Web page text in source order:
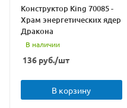
Конструктор King 70085 -
Храм энергетических ядер
Дракона
В наличии
136 руб./шт
В корзину